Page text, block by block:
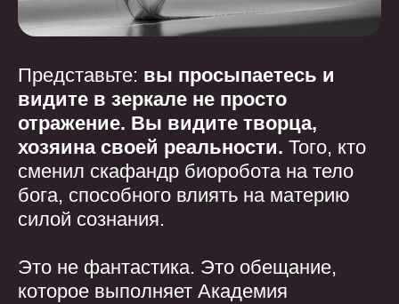
Представьте: вы просыпаетесь и
видите в зеркале не просто
отражение. Вы видите творца,
хозяина своей реальности. Того, кто
сменил скафандр биоробота на тело
бога, способного влиять на материю
силой сознания.
Это не фантастика. Это обещание,
которое выполняет Академия